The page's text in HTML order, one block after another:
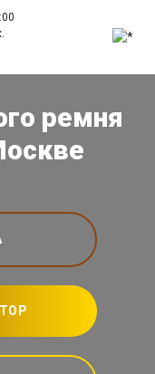
ремня